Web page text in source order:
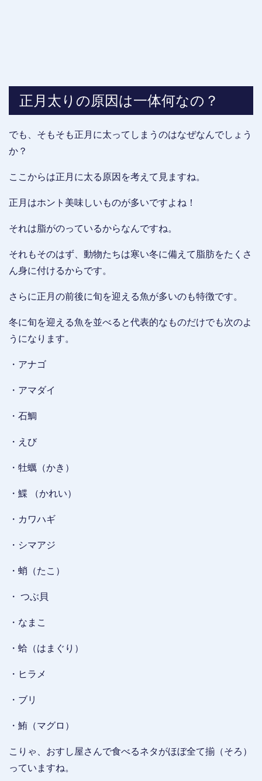
正月太りの原因は一体何なの？
でも、そもそも正月に太ってしまうのはなぜなんでしょう
か？
ここからは正月に太る原因を考えて見ますね。
正月はホント美味しいものが多いですよね！
それは脂がのっているからなんですね。
それもそのはず、動物たちは寒い冬に備えて脂肪をたくさ
ん身に付けるからです。
さらに正月の前後に旬を迎える魚が多いのも特徴です。
冬に旬を迎える魚を並べると代表的なものだけでも次のよ
うになります。
・アナゴ
・アマダイ
・石鯛
・えび
・牡蠣（かき）
・鰈 （かれい）
・カワハギ
・シマアジ
・蛸（たこ）
・ つぶ貝
・なまこ
・蛤（はまぐり）
・ヒラメ
・ブリ
・鮪（マグロ）
こりゃ、おすし屋さんで食べるネタがほぼ全て揃（そろ）
っていますね。